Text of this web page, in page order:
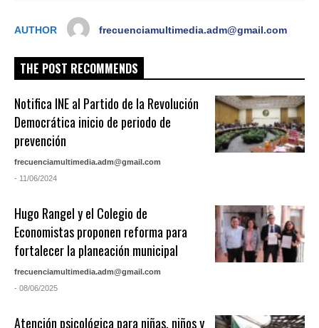
AUTHOR frecuenciamultimedia.adm@gmail.com
THE POST RECOMMENDS
Notifica INE al Partido de la Revolución
Democrática inicio de periodo de
prevención
frecuenciamultimedia.adm@gmail.com
- 11/06/2024
Hugo Rangel y el Colegio de
Economistas proponen reforma para
fortalecer la planeación municipal
frecuenciamultimedia.adm@gmail.com
- 08/06/2025
Atención psicológica para niñas, niños y